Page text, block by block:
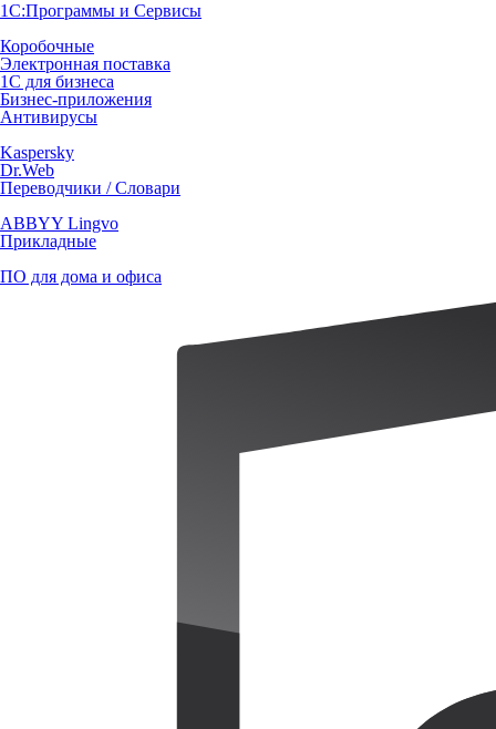
1С:Программы и Сервисы
Коробочные
Электронная поставка
1С для бизнеса
Бизнес-приложения
Антивирусы
Kaspersky
Dr.Web
Переводчики / Словари
ABBYY Lingvo
Прикладные
ПО для дома и офиса